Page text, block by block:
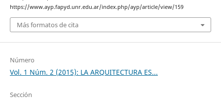
https://www.ayp.fapyd.unr.edu.ar/index.php/ayp/article/view/159
Más formatos de cita
Número
Vol. 1 Núm. 2 (2015): LA ARQUITECTURA ES...
Sección